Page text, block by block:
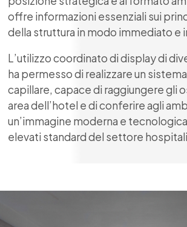
offre informazioni essenziali sui
della struttura in modo immediato e
L’utilizzo coordinato di display di
ha permesso di realizzare un
capillare, capace di raggiungere gli
area dell’hotel e di conferire agli
un’immagine moderna e
elevati standard del settore